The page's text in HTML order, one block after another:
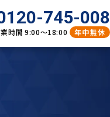
745-008
時間 9:00～18:00 年中無休